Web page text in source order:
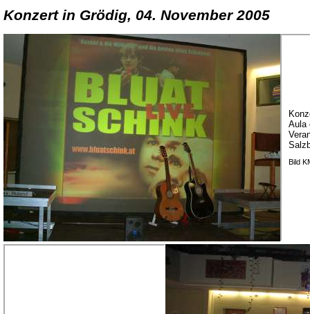
Konzert in Grödig, 04. November 2005
Aula
Bild